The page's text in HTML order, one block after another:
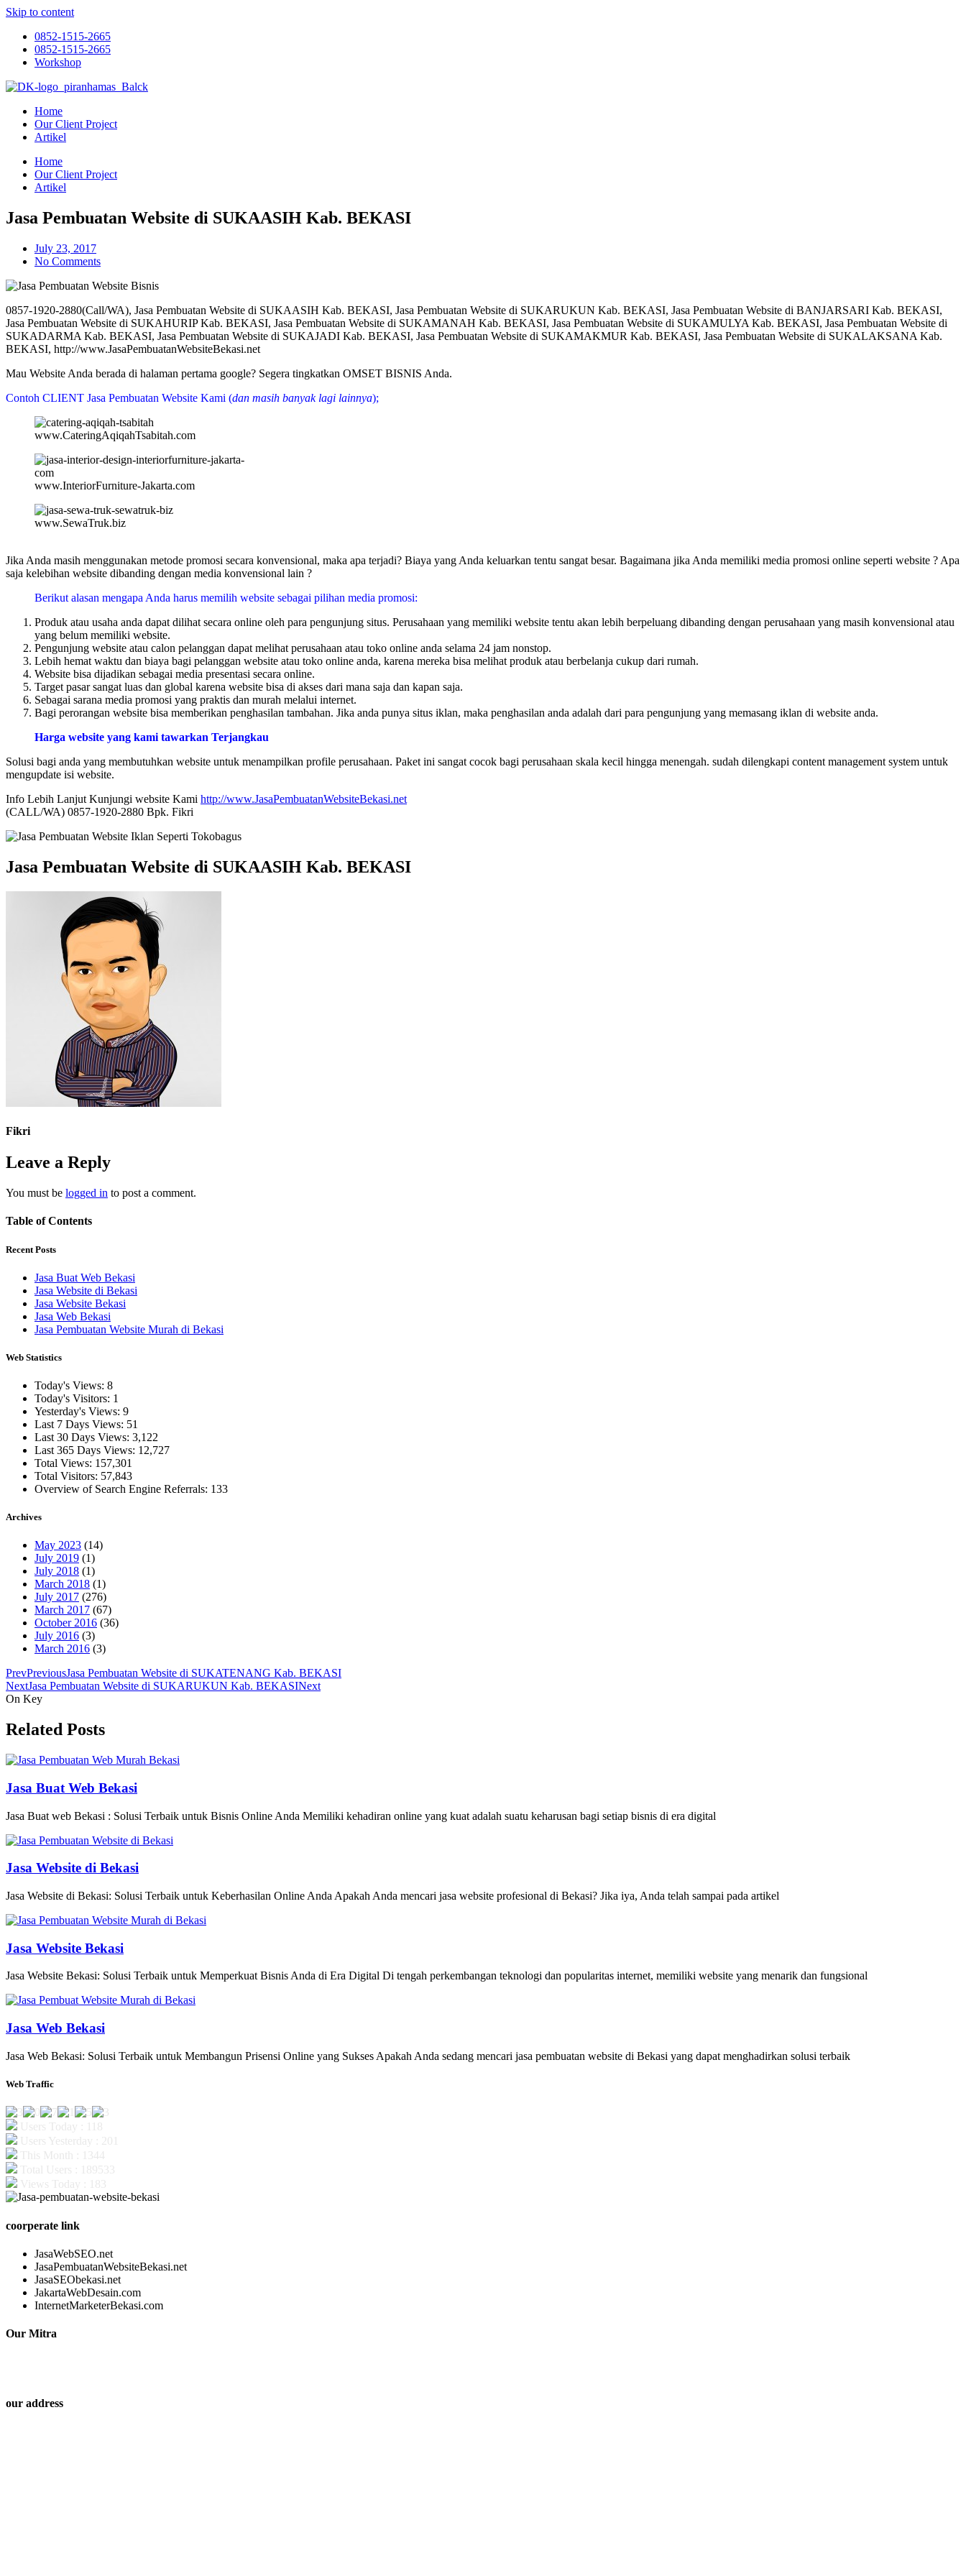
Skip to content
0852-1515-2665
0852-1515-2665
Workshop
Home
Our Client Project
Artikel
Home
Our Client Project
Artikel
Jasa Pembuatan Website di SUKAASIH Kab. BEKASI
July 23, 2017
No Comments
0857-1920-2880(Call/WA), Jasa Pembuatan Website di SUKAASIH Kab. BEKASI, Jasa Pembuatan Website di SUKARUKUN Kab. BEKASI, Jasa Pembuatan Website di BANJARSARI Kab. BEKASI,
Jasa Pembuatan Website di SUKAHURIP Kab. BEKASI, Jasa Pembuatan Website di SUKAMANAH Kab. BEKASI, Jasa Pembuatan Website di SUKAMULYA Kab. BEKASI, Jasa Pembuatan Website di
SUKADARMA Kab. BEKASI, Jasa Pembuatan Website di SUKAJADI Kab. BEKASI, Jasa Pembuatan Website di SUKAMAKMUR Kab. BEKASI, Jasa Pembuatan Website di SUKALAKSANA Kab.
BEKASI, http://www.JasaPembuatanWebsiteBekasi.net
Mau Website Anda berada di halaman pertama google? Segera tingkatkan OMSET BISNIS Anda.
Contoh CLIENT Jasa Pembuatan Website Kami (dan masih banyak lagi lainnya);
www.CateringAqiqahTsabitah.com
www.InteriorFurniture-Jakarta.com
www.SewaTruk.biz
Jika Anda masih menggunakan metode promosi secara konvensional, maka apa terjadi? Biaya yang Anda keluarkan tentu sangat besar. Bagaimana jika Anda memiliki media promosi online seperti website ? Apa
saja kelebihan website dibanding dengan media konvensional lain ?
Berikut alasan mengapa Anda harus memilih website sebagai pilihan media promosi:
Produk atau usaha anda dapat dilihat secara online oleh para pengunjung situs. Perusahaan yang memiliki website tentu akan lebih berpeluang dibanding dengan perusahaan yang masih konvensional atau
yang belum memiliki website.
Pengunjung website atau calon pelanggan dapat melihat perusahaan atau toko online anda selama 24 jam nonstop.
Lebih hemat waktu dan biaya bagi pelanggan website atau toko online anda, karena mereka bisa melihat produk atau berbelanja cukup dari rumah.
Website bisa dijadikan sebagai media presentasi secara online.
Target pasar sangat luas dan global karena website bisa di akses dari mana saja dan kapan saja.
Sebagai sarana media promosi yang praktis dan murah melalui internet.
Bagi perorangan website bisa memberikan penghasilan tambahan. Jika anda punya situs iklan, maka penghasilan anda adalah dari para pengunjung yang memasang iklan di website anda.
Harga website yang kami tawarkan Terjangkau
Solusi bagi anda yang membutuhkan website untuk menampilkan profile perusahaan. Paket ini sangat cocok bagi perusahaan skala kecil hingga menengah. sudah dilengkapi content management system untuk
mengupdate isi website.
Info Lebih Lanjut Kunjungi website Kami http://www.JasaPembuatanWebsiteBekasi.net
(CALL/WA) 0857-1920-2880 Bpk. Fikri
Jasa Pembuatan Website di SUKAASIH Kab. BEKASI
Fikri
Leave a Reply
You must be logged in to post a comment.
Table of Contents
Recent Posts
Jasa Buat Web Bekasi
Jasa Website di Bekasi
Jasa Website Bekasi
Jasa Web Bekasi
Jasa Pembuatan Website Murah di Bekasi
Web Statistics
Today's Views: 8
Today's Visitors: 1
Yesterday's Views: 9
Last 7 Days Views: 51
Last 30 Days Views: 3,122
Last 365 Days Views: 12,727
Total Views: 157,301
Total Visitors: 57,843
Overview of Search Engine Referrals: 133
Archives
May 2023 (14)
July 2019 (1)
July 2018 (1)
March 2018 (1)
July 2017 (276)
March 2017 (67)
October 2016 (36)
July 2016 (3)
March 2016 (3)
PrevPreviousJasa Pembuatan Website di SUKATENANG Kab. BEKASI
NextJasa Pembuatan Website di SUKARUKUN Kab. BEKASINext
On Key
Related Posts
Jasa Buat Web Bekasi
Jasa Buat web Bekasi : Solusi Terbaik untuk Bisnis Online Anda Memiliki kehadiran online yang kuat adalah suatu keharusan bagi setiap bisnis di era digital
Jasa Website di Bekasi
Jasa Website di Bekasi: Solusi Terbaik untuk Keberhasilan Online Anda Apakah Anda mencari jasa website profesional di Bekasi? Jika iya, Anda telah sampai pada artikel
Jasa Website Bekasi
Jasa Website Bekasi: Solusi Terbaik untuk Memperkuat Bisnis Anda di Era Digital Di tengah perkembangan teknologi dan popularitas internet, memiliki website yang menarik dan fungsional
Jasa Web Bekasi
Jasa Web Bekasi: Solusi Terbaik untuk Membangun Prisensi Online yang Sukses Apakah Anda sedang mencari jasa pembuatan website di Bekasi yang dapat menghadirkan solusi terbaik
Web Traffic
coorperate link
JasaWebSEO.net
JasaPembuatanWebsiteBekasi.net
JasaSEObekasi.net
JakartaWebDesain.com
InternetMarketerBekasi.com
Our Mitra
our address